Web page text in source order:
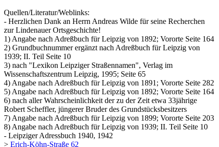
Quellen/Literatur/Weblinks:
- Herzlichen Dank an Herrn Andreas Wilde für seine Recherchen
zur Lindenauer Ortsgeschichte!
1) Angabe nach Adreßbuch für Leipzig von 1892; Vororte Seite 164
2) Grundbuchnummer ergänzt nach Adreßbuch für Leipzig von
1939; II. Teil Seite 10
3) nach "Lexikon Leipziger Straßennamen", Verlag im
Wissenschaftszentrum Leipzig, 1995; Seite 65
4) Angabe nach Adreßbuch für Leipzig von 1891; Vororte Seite 282
5) Angabe nach Adreßbuch für Leipzig von 1892; Vororte Seite 164
6) nach aller Wahrscheinlichkeit der zu der Zeit etwa 33jährige
Robert Scheffler, jüngerer Bruder des Grundstücksbesitzers
7) Angabe nach Adreßbuch für Leipzig von 1899; Vororte Seite 203
8) Angabe nach Adreßbuch für Leipzig von 1939; II. Teil Seite 10
- Leipziger Adressbuch 1940, 1942
> Erich-Köhn-Straße 62